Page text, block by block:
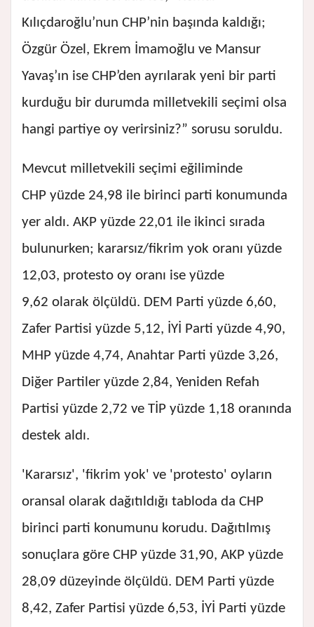
Kılıçdaroğlu’nun CHP’nin başında kaldığı;
Özgür Özel, Ekrem İmamoğlu ve Mansur
Yavaş’ın ise CHP’den ayrılarak yeni bir parti
kurduğu bir durumda milletvekili seçimi olsa
hangi partiye oy verirsiniz?” sorusu soruldu.
Mevcut milletvekili seçimi eğiliminde
CHP yüzde 24,98 ile birinci parti konumunda
yer aldı. AKP yüzde 22,01 ile ikinci sırada
bulunurken; kararsız/fikrim yok oranı yüzde
12,03, protesto oy oranı ise yüzde
9,62 olarak ölçüldü. DEM Parti yüzde 6,60,
Zafer Partisi yüzde 5,12, İYİ Parti yüzde 4,90,
MHP yüzde 4,74, Anahtar Parti yüzde 3,26,
Diğer Partiler yüzde 2,84, Yeniden Refah
Partisi yüzde 2,72 ve TİP yüzde 1,18 oranında
destek aldı.
'Kararsız', 'fikrim yok' ve 'protesto' oyların
oransal olarak dağıtıldığı tabloda da CHP
birinci parti konumunu korudu. Dağıtılmış
sonuçlara göre CHP yüzde 31,90, AKP yüzde
28,09 düzeyinde ölçüldü. DEM Parti yüzde
8,42, Zafer Partisi yüzde 6,53, İYİ Parti yüzde